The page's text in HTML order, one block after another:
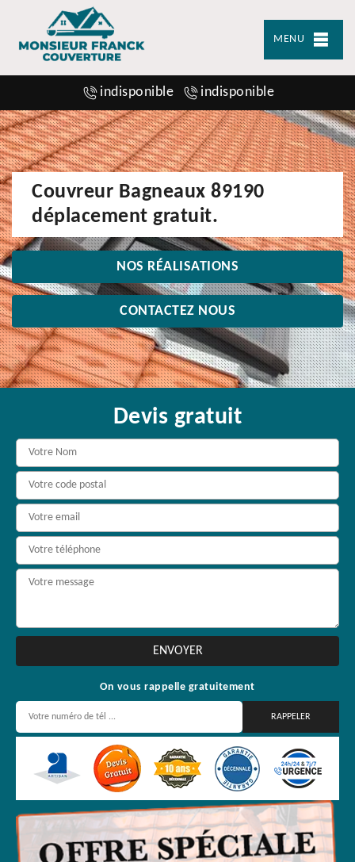
MENU
indisponible indisponible
Couvreur Bagneaux 89190
déplacement gratuit.
NOS RÉALISATIONS
CONTACTEZ NOUS
Devis gratuit
On vous rappelle gratuitement